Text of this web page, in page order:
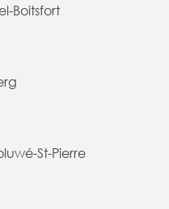
Boitsfort
St-Pierre